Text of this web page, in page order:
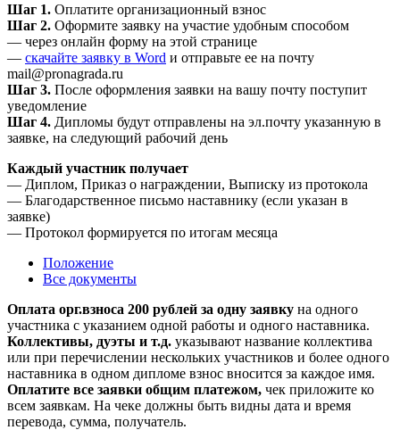
Шаг 1. Оплатите организационный взнос
Шаг 2. Оформите заявку на участие удобным способом
— через онлайн форму на этой странице
— скачайте заявку в Word и отправьте ее на почту
mail@pronagrada.ru
Шаг 3. После оформления заявки на вашу почту поступит
уведомление
Шаг 4. Дипломы будут отправлены на эл.почту указанную в
заявке, на следующий рабочий день
Каждый участник получает
— Диплом, Приказ о награждении, Выписку из протокола
— Благодарственное письмо наставнику (если указан в
заявке)
— Протокол формируется по итогам месяца
Положение
Все документы
Оплата орг.взноса 200 рублей за одну заявку на одного
участника с указанием одной работы и одного наставника.
Коллективы, дуэты и т.д. указывают название коллектива
или при перечислении нескольких участников и более одного
наставника в одном дипломе взнос вносится за каждое имя.
Оплатите все заявки общим платежом, чек приложите ко
всем заявкам. На чеке должны быть видны дата и время
перевода, сумма, получатель.